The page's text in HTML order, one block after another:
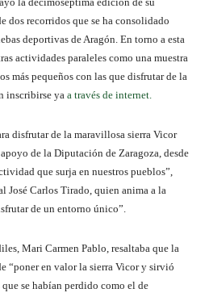
dos recorridos que se ha consolidado
deportivas de Aragón. En torno a esta
actividades paraleles como una muestra
más pequeños con las que disfrutar de la
inscribirse ya a través de internet.
disfrutar de la maravillosa sierra Vicor
de la Diputación de Zaragoza, desde
que surja en nuestros pueblos”,
José Carlos Tirado, quien anima a la
de un entorno único”.
Mari Carmen Pablo, resaltaba que la
“poner en valor la sierra Vicor y sirvió
que se habían perdido como el de